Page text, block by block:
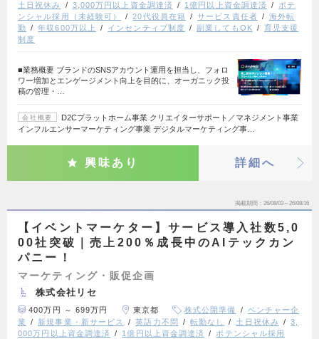
土日祝休み
3,000万円以上資金調達済 1億円以上資金調達済
ポテ
ンシャル採用（未経験可）
20代役員在籍 サービス責任者
海外転
勤
年収600万以上 インセンティブ制度 副業してもOK
育児支援
制度
■業務概要 ブランドのSNSアカウント運用を担当し、フォロ
ワー増加とエンゲージメント向上を目的に、オーガニック投
稿の管理・…
会社概要
D2Cプラットホーム事業 クリエイターサポート／マネジメント事業
インフルエンサーマーケティング事業 デジタルマーケティング事…
興味あり 詳細へ
掲載期間 26/08/03～26/08/16
【イベントマーケター】サービス導入社数5,0
00社突破｜売上200％成長中のAIテックカン
パニー！
マーケティング・販促企画
株式会社リセ
400万円 ～ 699万円 東京都 株式公開準備
ベンチャー企
業
新規事業・新サービス 英語力不問 転勤なし 土日祝休み
3,
000万円以上資金調達済
1億円以上資金調達済
ポテンシャル採用